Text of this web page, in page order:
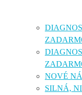
NOVÉ
SILNÁ,